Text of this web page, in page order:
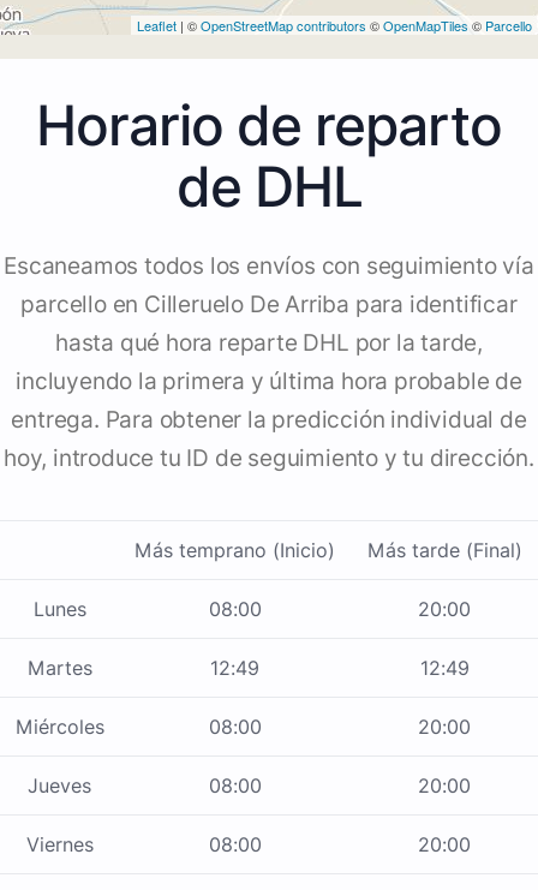
Leaflet | ©OpenStreetMap contributors ©OpenMapTiles © Parcello
Horario de reparto
de DHL
Escaneamos todos los envíos con seguimiento vía
parcello en Cilleruelo De Arriba para identificar
hasta qué hora reparte DHL por la tarde,
incluyendo la primera y última hora probable de
entrega. Para obtener la predicción individual de
hoy, introduce tu ID de seguimiento y tu dirección.
Más temprano (Inicio) Más tarde (Final)
Lunes 08:00 20:00
Martes 12:49 12:49
Miércoles 08:00 20:00
Jueves 08:00 20:00
Viernes 08:00 20:00